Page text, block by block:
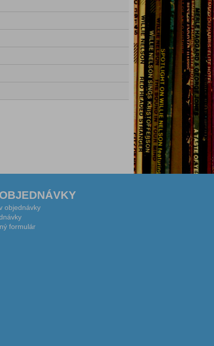
objednávky
formulár